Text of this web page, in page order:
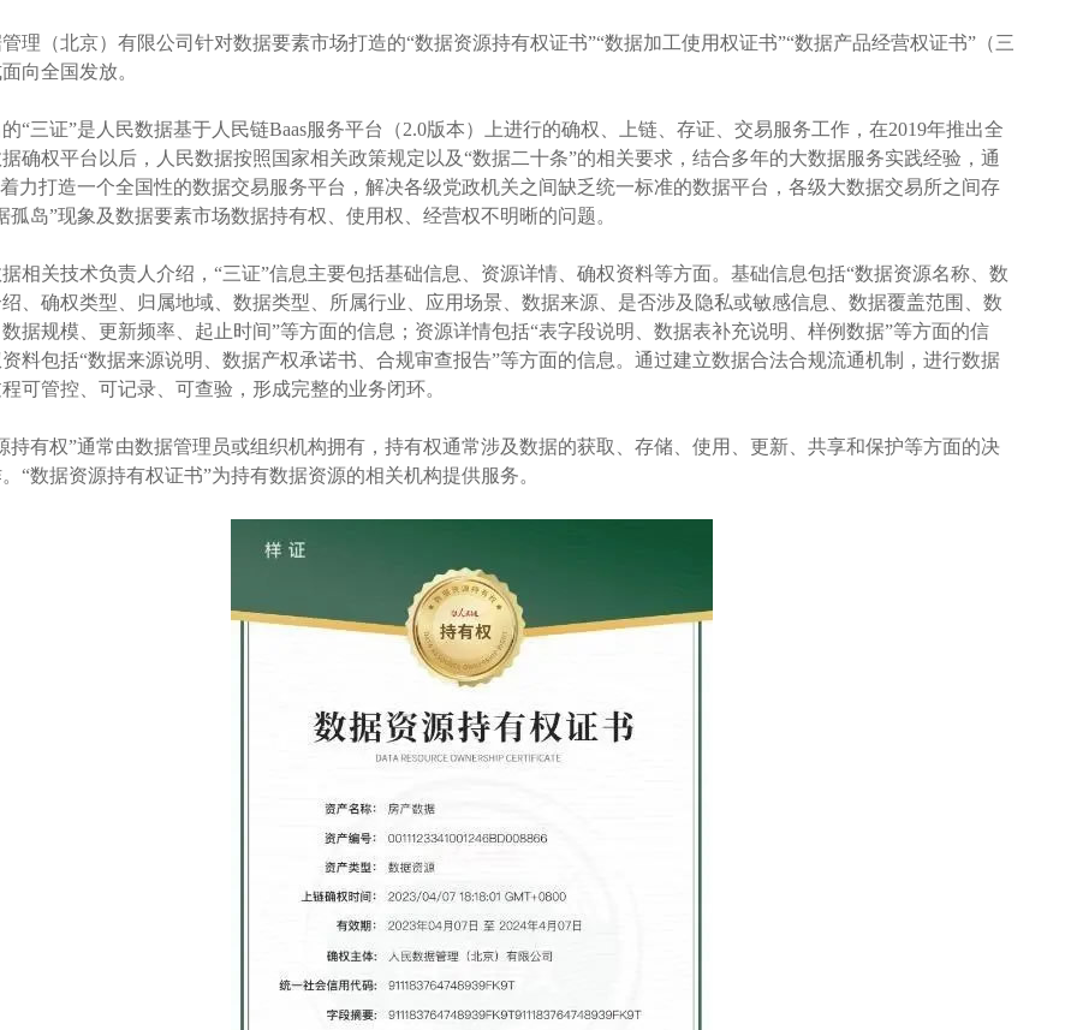
管理（北京）有限公司针对数据要素市场打造的“数据资源持有权证书”“数据加工使用权证书”“数据产品经营权证书”（三
向全国发放。
“三证”是人民数据基于人民链Baas服务平台（2.0版本）上进行的确权、上链、存证、交易服务工作，在2019年推出全
确权平台以后，人民数据按照国家相关政策规定以及“数据二十条”的相关要求，结合多年的大数据服务实践经验，通
力打造一个全国性的数据交易服务平台，解决各级党政机关之间缺乏统一标准的数据平台，各级大数据交易所之间存
孤岛”现象及数据要素市场数据持有权、使用权、经营权不明晰的问题。
相关技术负责人介绍，“三证”信息主要包括基础信息、资源详情、确权资料等方面。基础信息包括“数据资源名称、数
、确权类型、归属地域、数据类型、所属行业、应用场景、数据来源、是否涉及隐私或敏感信息、数据覆盖范围、数
据规模、更新频率、起止时间”等方面的信息；资源详情包括“表字段说明、数据表补充说明、样例数据”等方面的信
料包括“数据来源说明、数据产权承诺书、合规审查报告”等方面的信息。通过建立数据合法合规流通机制，进行数据
可管控、可记录、可查验，形成完整的业务闭环。
持有权”通常由数据管理员或组织机构拥有，持有权通常涉及数据的获取、存储、使用、更新、共享和保护等方面的决
“数据资源持有权证书”为持有数据资源的相关机构提供服务。